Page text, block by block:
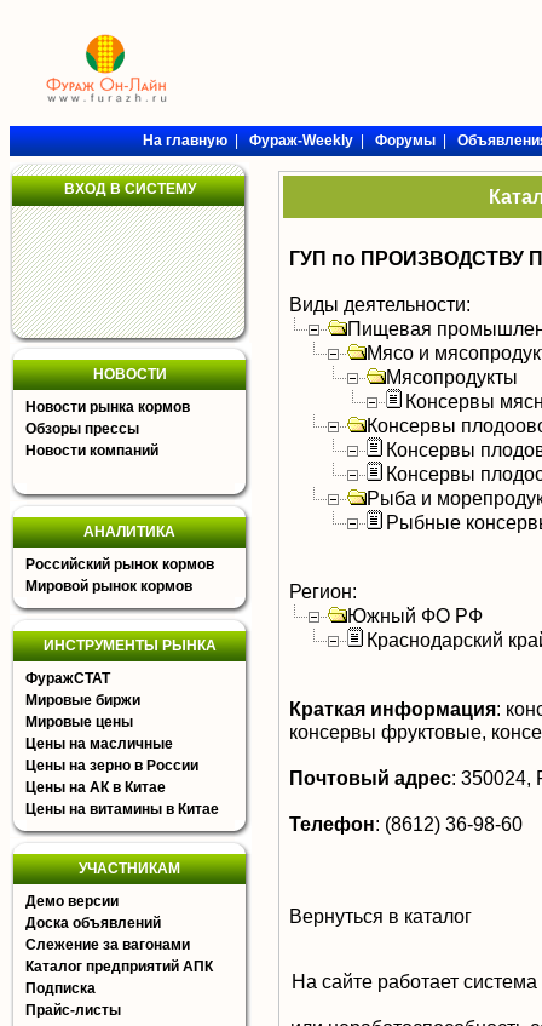
На главную|Фураж-Weekly|Форумы|
ВХОД В СИСТЕМУ
НОВОСТИ
Новости рынка кормов
Обзоры прессы
Новости компаний
АНАЛИТИКА
Российский рынок кормов
Мировой рынок кормов
ИНСТРУМЕНТЫ РЫНКА
ФуражСТАТ
Мировые биржи
Мировые цены
Цены на масличные
Цены на зерно в России
Цены на АК в Китае
Цены на витамины в Китае
УЧАСТНИКАМ
Демо версии
Доска объявлений
Слежение за вагонами
Каталог предприятий АПК
Подписка
Прайс-листы
ГУП по ПРОИЗВОДСТВУ
Виды деятельности:
Пищевая
Мясо и
Мясопродукты
Консервы
Консервы
Консервы
Консервы
Рыба и
Рыбные
Регион:
Южный ФО РФ
Краснодарский
Краткая информация:
консервы фруктовые,
Почтовый адрес: 350024,
Телефон: (8612) 36-98-60
Вернуться в каталог
На сайте работает